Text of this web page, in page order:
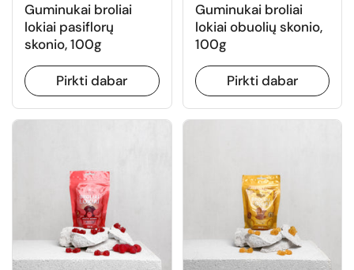
Guminukai broliai
lokiai pasiflorų
skonio, 100g
Pirkti dabar
Guminukai broliai
lokiai obuolių skonio,
100g
Pirkti dabar